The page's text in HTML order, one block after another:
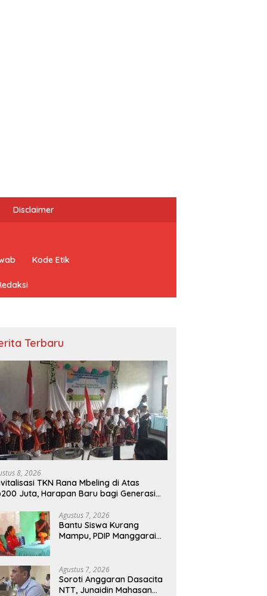
Disclaimer
Kode Etik
Terbaru
8, 2026
TKN Rana Mbeling di Atas
Juta, Harapan Baru bagi Generasi
Agustus 7, 2026
Bantu Siswa Kurang
Mampu, PDIP Manggarai
Agustus 7, 2026
Soroti Anggaran Dasacita
NTT, Junaidin Mahasan